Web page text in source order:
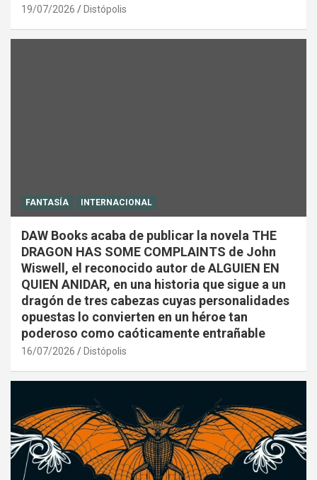
19/07/2026 Distópolis
FANTASÍA INTERNACIONAL
DAW Books acaba de publicar la novela THE
DRAGON HAS SOME COMPLAINTS de John
Wiswell, el reconocido autor de ALGUIEN EN
QUIEN ANIDAR, en una historia que sigue a un
dragón de tres cabezas cuyas personalidades
opuestas lo convierten en un héroe tan
poderoso como caóticamente entrañable
16/07/2026 Distópolis